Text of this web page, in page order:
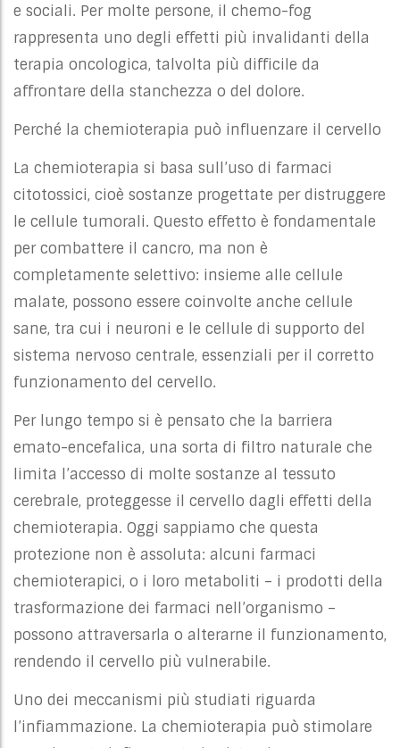
e sociali. Per molte persone, il chemo-fog
rappresenta uno degli effetti più invalidanti della
terapia oncologica, talvolta più difficile da
affrontare della stanchezza o del dolore.
Perché la chemioterapia può influenzare il cervello
La chemioterapia si basa sull’uso di farmaci
citotossici, cioè sostanze progettate per distruggere
le cellule tumorali. Questo effetto è fondamentale
per combattere il cancro, ma non è
completamente selettivo: insieme alle cellule
malate, possono essere coinvolte anche cellule
sane, tra cui i neuroni e le cellule di supporto del
sistema nervoso centrale, essenziali per il corretto
funzionamento del cervello.
Per lungo tempo si è pensato che la barriera
emato-encefalica, una sorta di filtro naturale che
limita l’accesso di molte sostanze al tessuto
cerebrale, proteggesse il cervello dagli effetti della
chemioterapia. Oggi sappiamo che questa
protezione non è assoluta: alcuni farmaci
chemioterapici, o i loro metaboliti – i prodotti della
trasformazione dei farmaci nell’organismo –
possono attraversarla o alterarne il funzionamento,
rendendo il cervello più vulnerabile.
Uno dei meccanismi più studiati riguarda
l’infiammazione. La chemioterapia può stimolare